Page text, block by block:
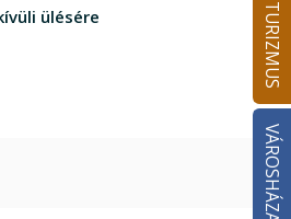
TURIZMUS
VÁROSHÁZA
ülésére